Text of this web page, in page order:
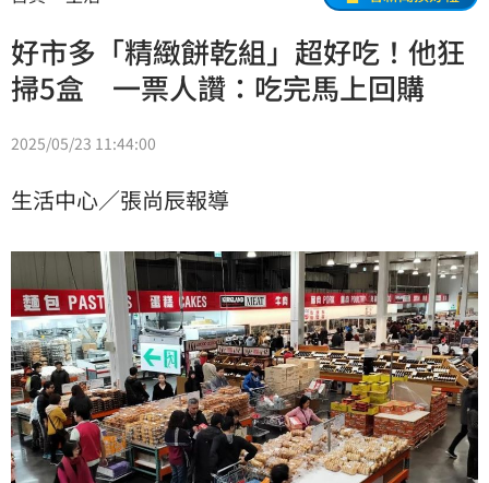
好市多「精緻餅乾組」超好吃！他狂
掃5盒 一票人讚：吃完馬上回購
2025/05/23 11:44:00
生活中心／張尚辰報導